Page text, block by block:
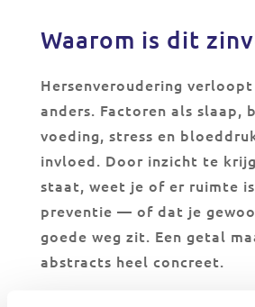
Waarom is dit
Hersenveroudering
anders. Factoren als slaap,
voeding, stress en
invloed. Door inzicht te
staat, weet je of er ruimte
preventie — of dat je
goede weg zit. Een getal
abstracts heel concreet.
Het mooie is: je